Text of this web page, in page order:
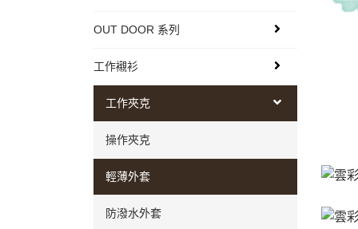
OUT DOOR 系列
工作襯衫
工作夾克
操作夾克
輕薄外套
防潑水外套